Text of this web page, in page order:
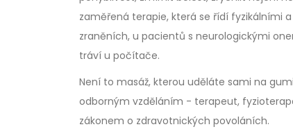
zaměřená terapie, která se řídí fyzikálními
zraněních, u pacientů s neurologickými
tráví u počítače.
Není to masáž, kterou uděláte sami na
odborným vzděláním - terapeut,
zákonem o zdravotnických povoláních.